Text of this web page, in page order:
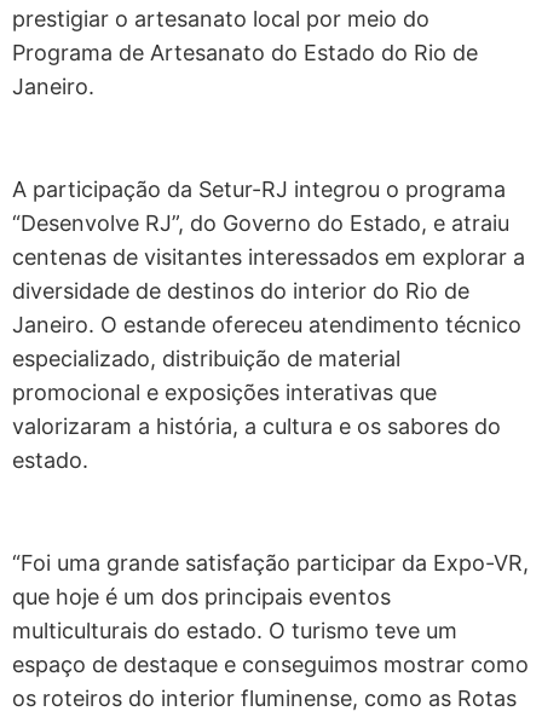
prestigiar o artesanato local por meio do
Programa de Artesanato do Estado do Rio de
Janeiro.
A participação da Setur-RJ integrou o programa
“Desenvolve RJ”, do Governo do Estado, e atraiu
centenas de visitantes interessados em explorar a
diversidade de destinos do interior do Rio de
Janeiro. O estande ofereceu atendimento técnico
especializado, distribuição de material
promocional e exposições interativas que
valorizaram a história, a cultura e os sabores do
estado.
“Foi uma grande satisfação participar da Expo-VR,
que hoje é um dos principais eventos
multiculturais do estado. O turismo teve um
espaço de destaque e conseguimos mostrar como
os roteiros do interior fluminense, como as Rotas